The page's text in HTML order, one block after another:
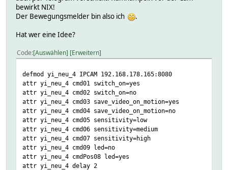
bewirkt NIX!
Der Bewegungsmelder bin also ich
.
Hat wer eine Idee?
Code Auswählen Erweitern
defmod yi_neu_4 IPCAM 192.168.178.165:8080
attr yi_neu_4 cmd01 switch_on=yes
attr yi_neu_4 cmd02 switch_on=no
attr yi_neu_4 cmd03 save_video_on_motion=yes
attr yi_neu_4 cmd04 save_video_on_motion=no
attr yi_neu_4 cmd05 sensitivity=low
attr yi_neu_4 cmd06 sensitivity=medium
attr yi_neu_4 cmd07 sensitivity=high
attr yi_neu_4 cmd09 led=no
attr yi_neu_4 cmdPos08 led=yes
attr yi_neu_4 delay 2